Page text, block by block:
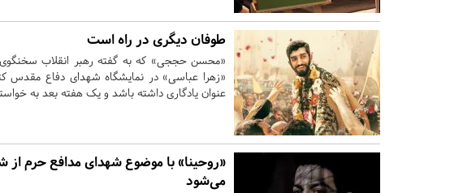
طوفان دیگری در راه است
«محسن حججی» که به گفته رهبر انقلاب
«زهرا عباسی» در نمایشگاه شهدای دفاع مقدس
عنوان یادگاری داشته باشد و یک هفته بعد به
«روحینا» با موضوع شهدای مدافع حرم
می‌شود